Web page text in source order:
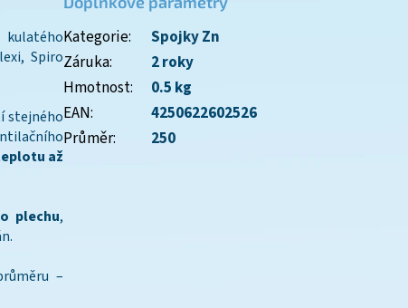
Spiro
stejného
až
plechu,
–
Kategorie:
Spojky Zn
Záruka:
2 roky
Hmotnost:
0.5 kg
EAN:
4250622602526
Průměr: 250